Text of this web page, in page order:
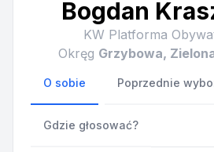
Bogdan
KW Platforma
Okręg Grzybowa,
O sobie Poprzednie
Gdzie głosować?